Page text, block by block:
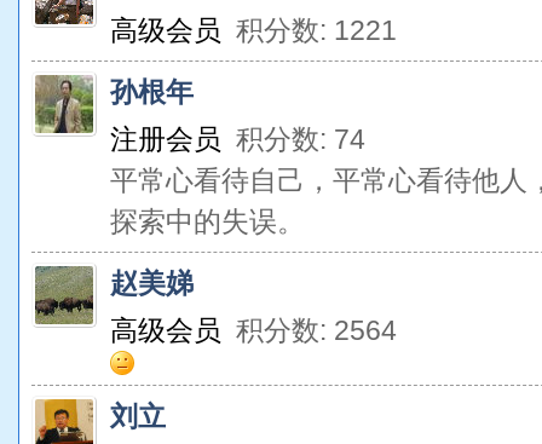
高级会员 积分数: 1221
孙根年
注册会员 积分数: 74
平常心看待自己，平常心看待他
探索中的失误。
赵美娣
高级会员 积分数: 2564
刘立